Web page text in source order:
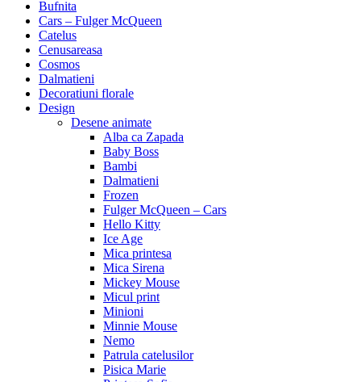
Bufnita
Cars – Fulger McQueen
Catelus
Cenusareasa
Cosmos
Dalmatieni
Decoratiuni florale
Design
Desene animate
Alba ca Zapada
Baby Boss
Bambi
Dalmatieni
Frozen
Fulger McQueen – Cars
Hello Kitty
Ice Age
Mica printesa
Mica Sirena
Mickey Mouse
Micul print
Minioni
Minnie Mouse
Nemo
Patrula catelusilor
Pisica Marie